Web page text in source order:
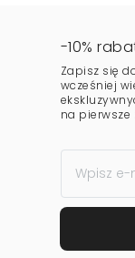
-10%
Zapisz się
wcześniej
na